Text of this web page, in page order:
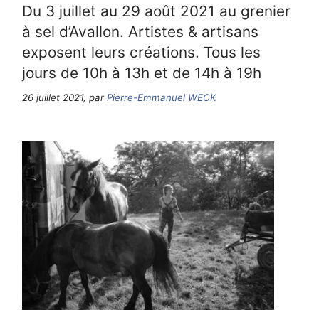
Du 3 juillet au 29 août 2021 au grenier
à sel d’Avallon. Artistes & artisans
exposent leurs créations. Tous les
jours de 10h à 13h et de 14h à 19h
26 juillet 2021, parPierre-Emmanuel WECK